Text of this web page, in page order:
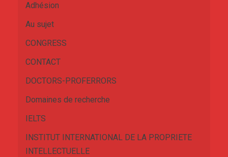
Adhésion
Au sujet
CONGRESS
CONTACT
DOCTORS-PROFERRORS
Domaines de recherche
IELTS
INSTITUT INTERNATIONAL DE LA PROPRIETE
INTELLECTUELLE